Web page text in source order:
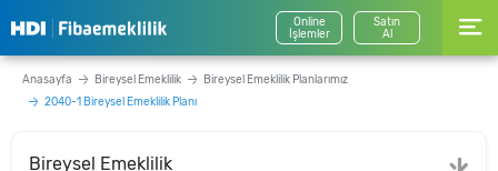
Online
İşlemler
Satın
Al
Anasayfa Bireysel Emeklilik
Bireysel Emeklilik Planlarımız
2040-1 Bireysel Emeklilik Planı
Bireysel Emeklilik